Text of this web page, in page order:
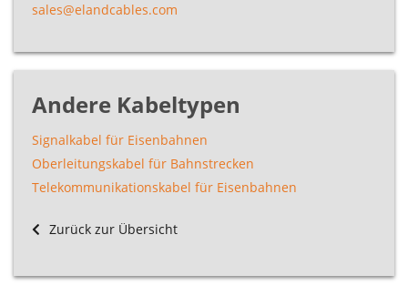
sales@elandcables.com
Andere Kabeltypen
Signalkabel für Eisenbahnen
Oberleitungskabel für Bahnstrecken
Telekommunikationskabel für Eisenbahnen
Zurück zur Übersicht